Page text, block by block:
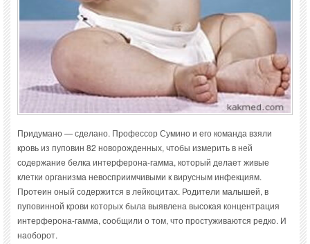
Придумано — сделано. Профессор Сумино и его команда взяли
кровь из пуповин 82 новорожденных, чтобы измерить в ней
содержание белка интерферона-гамма, который делает живые
клетки организма невосприимчивыми к вирусным инфекциям.
Протеин оный содержится в лейкоцитах. Родители малышей, в
пуповинной крови которых была выявлена высокая концентрация
интерферона-гамма, сообщили о том, что простуживаются редко. И
наоборот.